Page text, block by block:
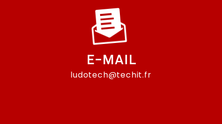
E-MAIL
ludotech@techit.fr